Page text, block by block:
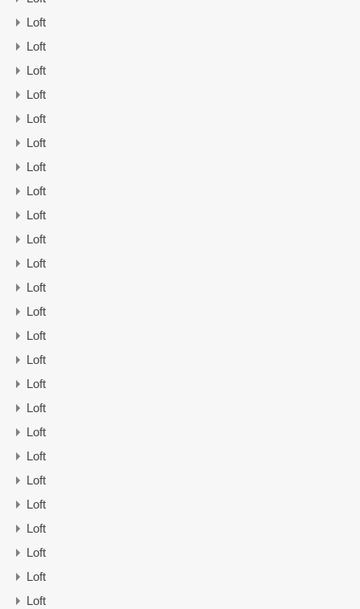
Loft
Loft
Loft
Loft
Loft
Loft
Loft
Loft
Loft
Loft
Loft
Loft
Loft
Loft
Loft
Loft
Loft
Loft
Loft
Loft
Loft
Loft
Loft
Loft
Loft